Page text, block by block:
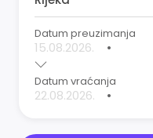
Datum preuzimanja
•
Datum vraćanja
•